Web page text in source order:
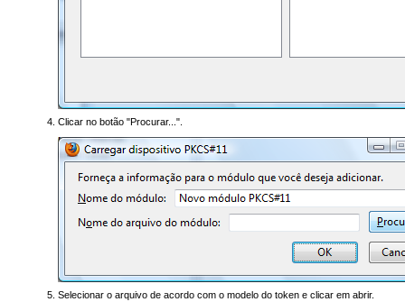
Clicar no botão "Procurar...".
Selecionar o arquivo de acordo com o modelo do token e clicar em abrir.